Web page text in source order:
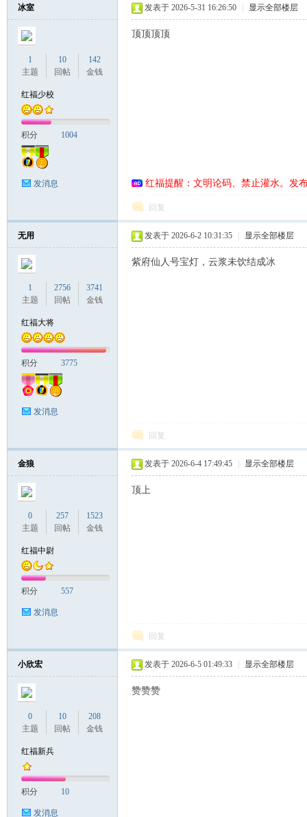
冰室
1
主题
10
回帖
142
金钱
红福少校
积分 1004
发消息
发表于 2026-5-31 16:26:50 显示全部楼层
顶顶顶顶
红福提醒：文明论码、禁止灌水。发
回复
无用
1
主题
2756
回帖
3741
金钱
红福大将
积分 3775
发消息
发表于 2026-6-2 10:31:35 显示全部楼层
紫府仙人号宝灯，云浆未饮结成冰
回复
金狼
0
主题
257
回帖
1523
金钱
红福中尉
积分 557
发消息
发表于 2026-6-4 17:49:45 显示全部楼层
顶上
回复
小欣宏
0
主题
10
回帖
208
金钱
红福新兵
积分 10
发消息
发表于 2026-6-5 01:49:33 显示全部楼层
赞赞赞